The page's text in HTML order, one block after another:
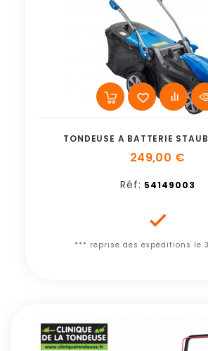
TONDEUSE A BATTERIE
249,00 €
Réf: 54149003

*** reprise des expéditions le